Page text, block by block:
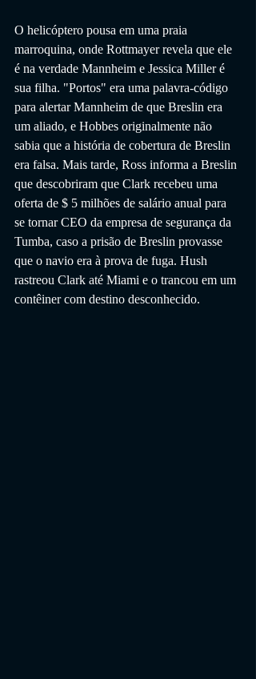
O helicóptero pousa em uma praia
marroquina, onde Rottmayer revela que ele
é na verdade Mannheim e Jessica Miller é
sua filha. "Portos" era uma palavra-código
para alertar Mannheim de que Breslin era
um aliado, e Hobbes originalmente não
sabia que a história de cobertura de Breslin
era falsa. Mais tarde, Ross informa a Breslin
que descobriram que Clark recebeu uma
oferta de $ 5 milhões de salário anual para
se tornar CEO da empresa de segurança da
Tumba, caso a prisão de Breslin provasse
que o navio era à prova de fuga. Hush
rastreou Clark até Miami e o trancou em um
contêiner com destino desconhecido.